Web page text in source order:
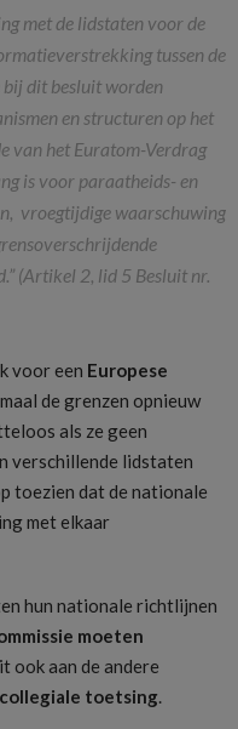
met de lidstaten voor de
tussen de
bij dit besluit worden
en structuren op het
van het Euratom-Verdrag
is voor paraatheids- en
vroegtijdige waarschuwing
(Artikel 2, lid 5 Besluit nr.
voor een Europese
de grenzen opnieuw
als ze geen
verschillende lidstaten
toezien dat de nationale
met elkaar
hun nationale richtlijnen
moeten
ook aan de andere
toetsing.